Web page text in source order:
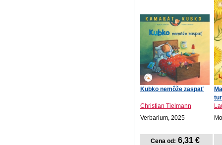
Kubko nemôže zaspať
Christian Tielmann
Verbarium, 2025
Cena od: 6,31 €